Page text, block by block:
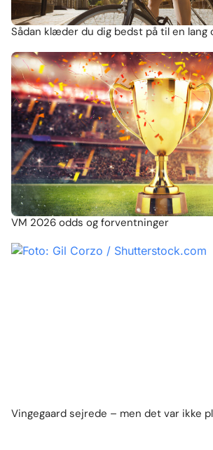
Sådan klæder du dig bedst på til en lang
VM 2026 odds og forventninger
Vingegaard sejrede – men det var ikke